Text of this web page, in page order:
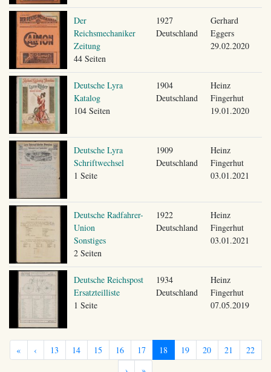
Der
Reichsmechaniker
Zeitung
44 Seiten
1927
Deutschland
Gerhard
Eggers
29.02.2020
Deutsche Lyra
Katalog
104 Seiten
1904
Deutschland
Heinz
Fingerhut
19.01.2020
Deutsche Lyra
Schriftwechsel
1 Seite
1909
Deutschland
Heinz
Fingerhut
03.01.2021
Deutsche Radfahrer-
Union
Sonstiges
2 Seiten
1922
Deutschland
Heinz
Fingerhut
03.01.2021
Deutsche Reichspost
Ersatzteilliste
1 Seite
1934
Deutschland
Heinz
Fingerhut
07.05.2019
« ‹ 13 14 15 16 17 18 19 20 21
22
›
»